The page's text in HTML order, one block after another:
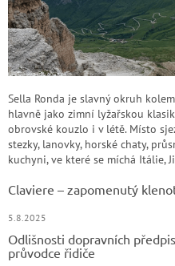
Sella Ronda je slavný okruh
hlavně jako zimní lyžařskou
obrovské kouzlo i v létě. Místo
stezky, lanovky, horské chaty,
kuchyni, ve které se míchá Itálie,
Claviere – zapomenutý
5.8.2025
Odlišnosti dopravních
průvodce řidiče